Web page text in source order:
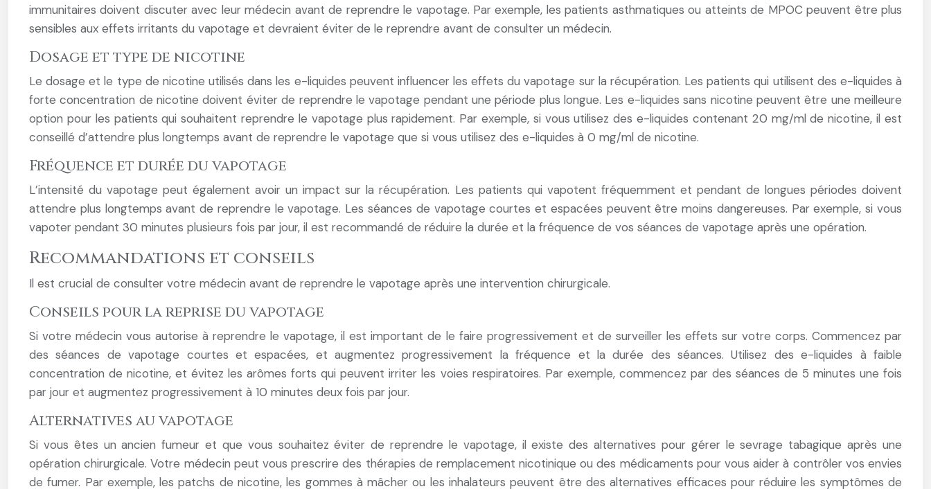
immunitaires doivent discuter avec leur médecin avant de reprendre le vapotage. Par exemple, les patients asthmatiques ou atteints de MPOC peuvent être plus
sensibles aux effets irritants du vapotage et devraient éviter de le reprendre avant de consulter un médecin.
Dosage et type de nicotine
Le dosage et le type de nicotine utilisés dans les e-liquides peuvent influencer les effets du vapotage sur la récupération. Les patients qui utilisent des e-liquides à
forte concentration de nicotine doivent éviter de reprendre le vapotage pendant une période plus longue. Les e-liquides sans nicotine peuvent être une meilleure
option pour les patients qui souhaitent reprendre le vapotage plus rapidement. Par exemple, si vous utilisez des e-liquides contenant 20 mg/ml de nicotine, il est
conseillé d’attendre plus longtemps avant de reprendre le vapotage que si vous utilisez des e-liquides à 0 mg/ml de nicotine.
Fréquence et durée du vapotage
L’intensité du vapotage peut également avoir un impact sur la récupération. Les patients qui vapotent fréquemment et pendant de longues périodes doivent
attendre plus longtemps avant de reprendre le vapotage. Les séances de vapotage courtes et espacées peuvent être moins dangereuses. Par exemple, si vous
vapoter pendant 30 minutes plusieurs fois par jour, il est recommandé de réduire la durée et la fréquence de vos séances de vapotage après une opération.
Recommandations et conseils
Il est crucial de consulter votre médecin avant de reprendre le vapotage après une intervention chirurgicale.
Conseils pour la reprise du vapotage
Si votre médecin vous autorise à reprendre le vapotage, il est important de le faire progressivement et de surveiller les effets sur votre corps. Commencez par
des séances de vapotage courtes et espacées, et augmentez progressivement la fréquence et la durée des séances. Utilisez des e-liquides à faible
concentration de nicotine, et évitez les arômes forts qui peuvent irriter les voies respiratoires. Par exemple, commencez par des séances de 5 minutes une fois
par jour et augmentez progressivement à 10 minutes deux fois par jour.
Alternatives au vapotage
Si vous êtes un ancien fumeur et que vous souhaitez éviter de reprendre le vapotage, il existe des alternatives pour gérer le sevrage tabagique après une
opération chirurgicale. Votre médecin peut vous prescrire des thérapies de remplacement nicotinique ou des médicaments pour vous aider à contrôler vos envies
de fumer. Par exemple, les patchs de nicotine, les gommes à mâcher ou les inhalateurs peuvent être des alternatives efficaces pour réduire les symptômes de